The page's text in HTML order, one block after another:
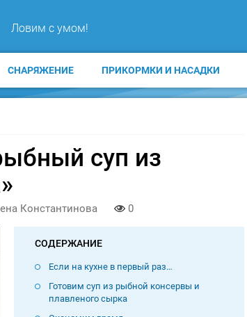
Ловим с умом!
СНАРЯЖЕНИЕ ПРИКОРМКИ И НАСАДКИ
суп из
Константинова 0
СОДЕРЖАНИЕ
Если на кухне в первый раз…
Готовим суп из рыбной консервы и
плавленого сырка